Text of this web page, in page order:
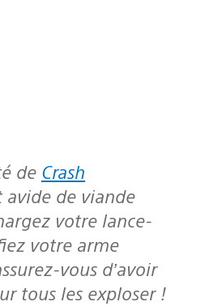
de Crash
avide de viande
votre lance-
votre arme
vous d’avoir
tous les exploser !